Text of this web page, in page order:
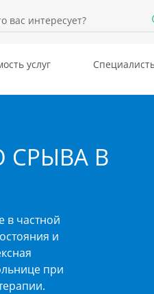
услуг
СРЫВА В
в частной
и
при